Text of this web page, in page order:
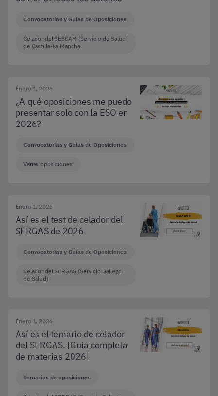
Convocatorias y Guías de Oposiciones
Celador del SESCAM (Servicio de Salud
de Castilla-La Mancha
Enero 1, 2026
¿A qué oposiciones me puedo
presentar solo con la ESO en
2026?
Convocatorias y Guías de Oposiciones
Varias oposiciones
Enero 1, 2026
Así es el test de celador del
SERGAS de 2026
Convocatorias y Guías de Oposiciones
Celador del SERGAS (Servicio Gallego
de Salud)
Enero 1, 2026
Así es el temario de celador
del SERGAS. [Guía completa
de materias 2026]
Temarios de oposiciones